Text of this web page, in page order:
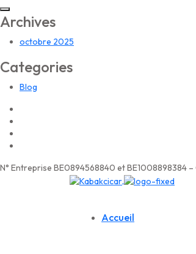
Archives
octobre 2025
Categories
Blog
N° Entreprise BE0894568840 et BE1008898384
Accueil